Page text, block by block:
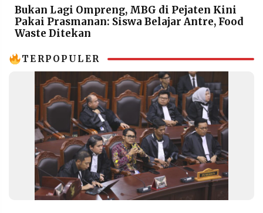
SERVICE
IKUTI
RESOLUSI
MEDIA
Bukan Lagi Ompreng, MBG di Pejaten Kini
Pakai Prasmanan: Siswa Belajar Antre, Food
Waste Ditekan
TERPOPULER